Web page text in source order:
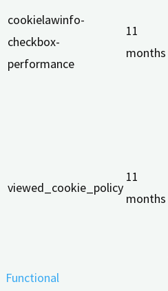
cookielawinfo-
checkbox-
performance
11
months
viewed_cookie_policy
11
months
Functional